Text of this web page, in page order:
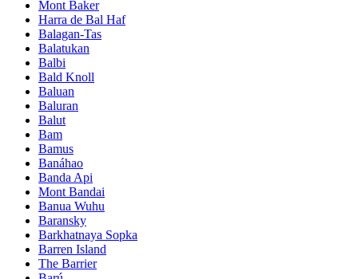
Mont Baker
Harra de Bal Haf
Balagan-Tas
Balatukan
Balbi
Bald Knoll
Baluan
Baluran
Balut
Bam
Bamus
Banáhao
Banda Api
Mont Bandai
Banua Wuhu
Baransky
Barkhatnaya Sopka
Barren Island
The Barrier